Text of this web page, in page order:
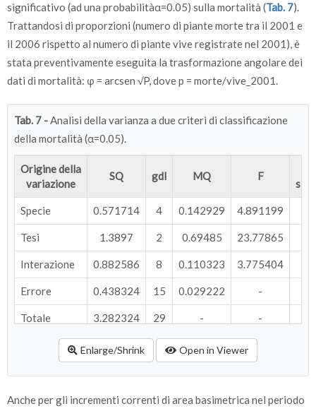
significativo (ad una probabilitàα=0.05) sulla mortalità (Tab. 7).
Trattandosi di proporzioni (numero di piante morte tra il 2001 e
il 2006 rispetto al numero di piante vive registrate nel 2001), è
stata preventivamente eseguita la trasformazione angolare dei
dati di mortalità: φ = arcsen √P, dove p = morte/vive_2001.
Tab. 7 -Analisi della varianza a due criteri di classificazione
della mortalità (α=0.05).
Origine della
variazione
SQ gdl MQ F
Specie 0.571714 4 0.142929 4.891199
Tesi 1.3897 2 0.69485 23.77865
Interazione 0.882586 8 0.110323 3.775404
Errore 0.438324 15 0.029222 -
Totale 3.282324 29 - -
Enlarge/Shrink Open in Viewer
Anche per gli incrementi correnti di area basimetrica nel periodo